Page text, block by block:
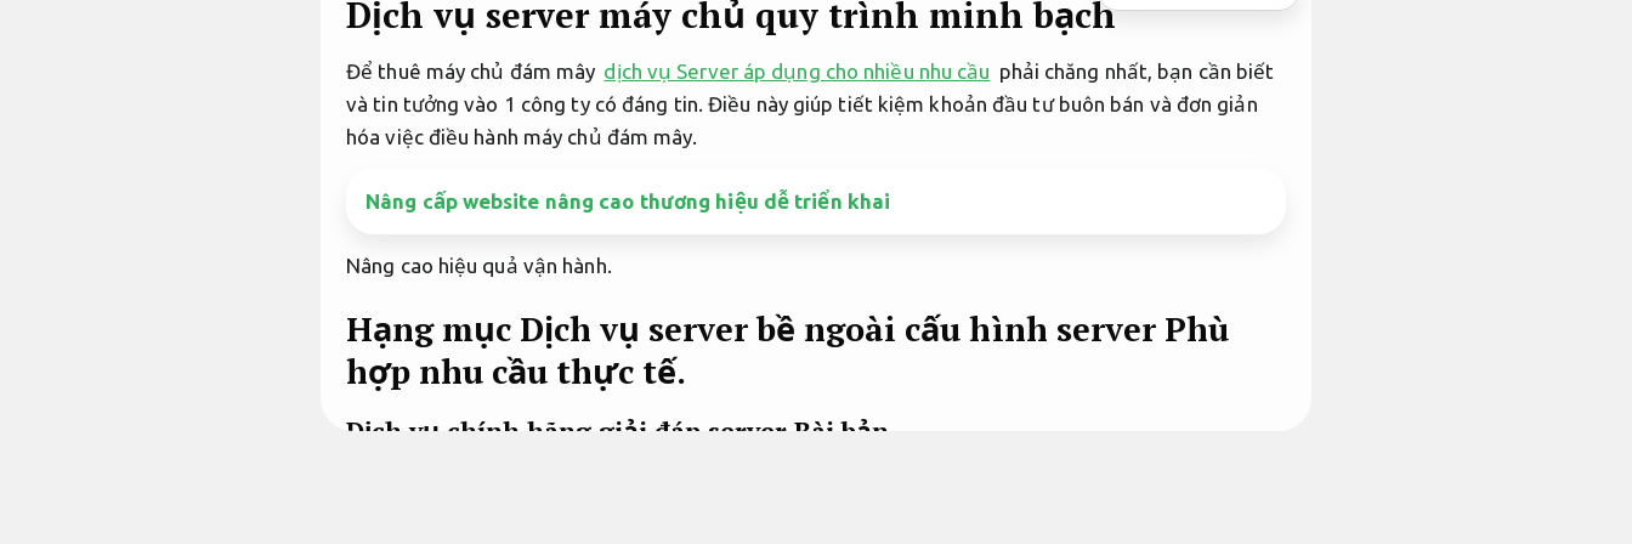
Dịch vụ server máy chủ quy trình minh bạch
Để thuê máy chủ đám mây dịch vụ Server áp dụng cho nhiều nhu cầu phải chăng nhất, bạn cần biết
và tin tưởng vào 1 công ty có đáng tin. Điều này giúp tiết kiệm khoản đầu tư buôn bán và đơn giản
hóa việc điều hành máy chủ đám mây.
Nâng cấp website nâng cao thương hiệu dễ triển khai
Nâng cao hiệu quả vận hành.
Hạng mục Dịch vụ server bề ngoài cấu hình server Phù
hợp nhu cầu thực tế.
Dịch vụ chính hãng giải đáp server Bài bản.